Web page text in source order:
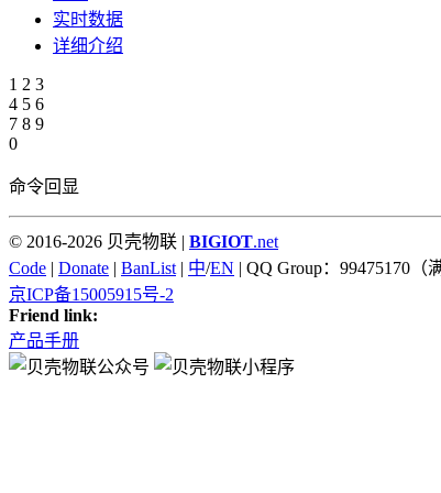
实时数据
详细介绍
1 2 3
4 5 6
7 8 9
0
命令回显
© 2016-2026 贝壳物联 | BIGIOT.net
Code | Donate | BanList | 中/EN | QQ Group：99475170（
京ICP备15005915号-2
Friend link:
产品手册